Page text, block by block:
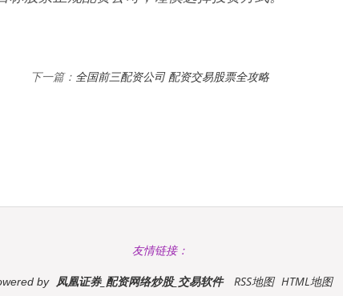
下一篇： 全国前三配资公司 配资交易股票全攻略
友情链接：
by 凤凰证券_配资网络炒股_交易软件 RSS地图 HTML地图